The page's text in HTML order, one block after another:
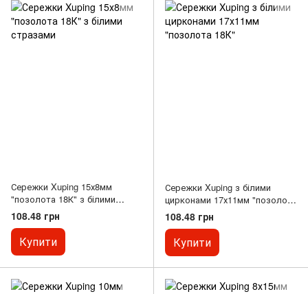
Сережки Xuping 15х8мм
"позолота 18К" з білими
стразами
108.48 грн
Купити
Сережки Xuping з білими
цирконами 17х11мм "позолота
18К"
108.48 грн
Купити